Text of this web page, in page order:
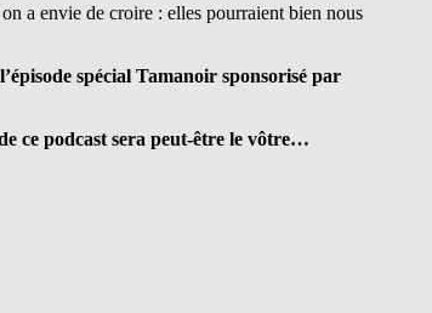
a envie de croire : elles pourraient bien nous
l’épisode spécial Tamanoir sponsorisé par
ce podcast sera peut-être le vôtre…